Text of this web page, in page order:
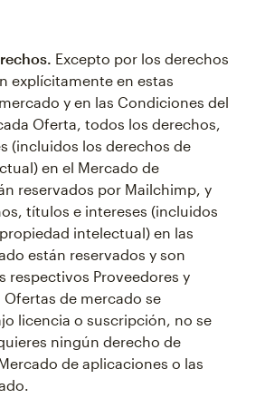
Excepto por los derechos
explícitamente en estas
y en las Condiciones del
Oferta, todos los derechos,
(incluidos los derechos de
en el Mercado de
reservados por Mailchimp, y
títulos e intereses (incluidos
intelectual) en las
están reservados y son
respectivos Proveedores y
de mercado se
licencia o suscripción, no se
ningún derecho de
de aplicaciones o las